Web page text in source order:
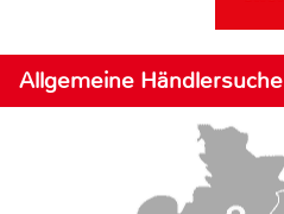
Allgemeine Händlersuche